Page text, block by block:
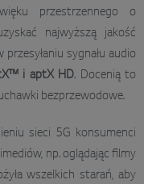
przestrzennego o
najwyższą jakość
sygnału audio
i aptX HD. Docenią to
bezprzewodowe.
sieci 5G konsumenci
np. oglądając filmy
wszelkich starań, aby